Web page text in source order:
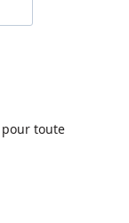
pour toute